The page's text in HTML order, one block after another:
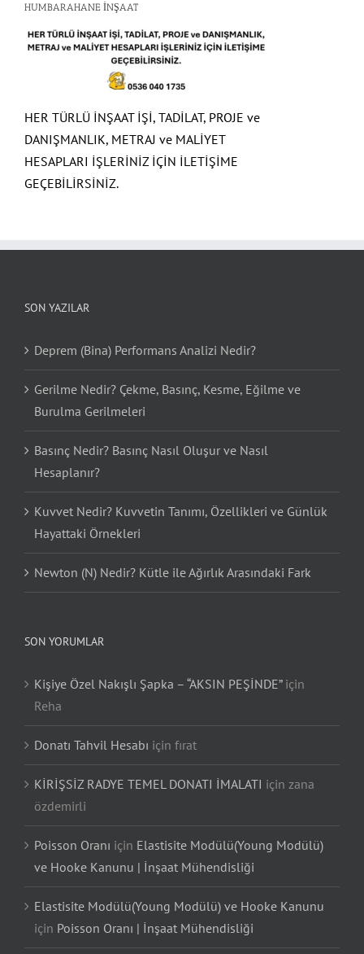
HUMBARAHANE İNŞAAT
HER TÜRLÜ İNŞAAT İŞİ, TADİLAT, PROJE ve
DANIŞMANLIK, METRAJ ve MALİYET
HESAPLARI İŞLERİNİZ İÇİN İLETİŞİME
GEÇEBİLİRSİNİZ.
SON YAZILAR
Deprem (Bina) Performans Analizi Nedir?
Gerilme Nedir? Çekme, Basınç, Kesme, Eğilme ve
Burulma Gerilmeleri
Basınç Nedir? Basınç Nasıl Oluşur ve Nasıl
Hesaplanır?
Kuvvet Nedir? Kuvvetin Tanımı, Özellikleri ve Günlük
Hayattaki Örnekleri
Newton (N) Nedir? Kütle ile Ağırlık Arasındaki Fark
SON YORUMLAR
Kişiye Özel Nakışlı Şapka – “AKSIN PEŞİNDE”için
Reha
Donatı Tahvil Hesabı için fırat
KİRİŞSİZ RADYE TEMEL DONATI İMALATI için zana
özdemirli
Poisson Oranı için Elastisite Modülü(Young Modülü)
ve Hooke Kanunu | İnşaat Mühendisliği
Elastisite Modülü(Young Modülü) ve Hooke Kanunu
için Poisson Oranı | İnşaat Mühendisliği